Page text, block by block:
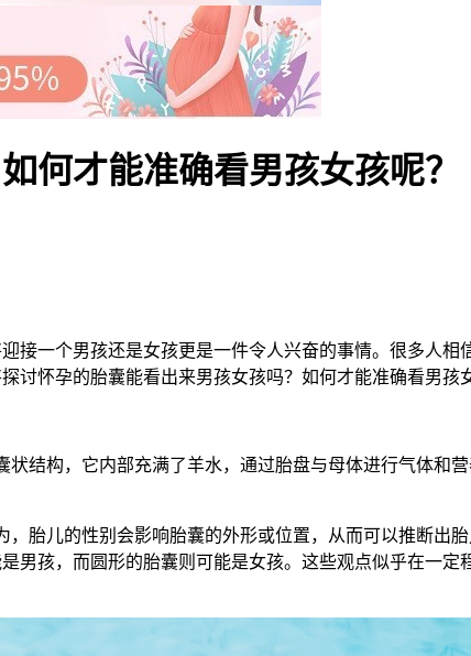
何才能准确看男孩女孩呢？
一个男孩还是女孩更是一件令人兴奋的事情。很多人相
讨怀孕的胎囊能看出来男孩女孩吗？如何才能准确看男孩
构，它内部充满了羊水，通过胎盘与母体进行气体和
儿的性别会影响胎囊的外形或位置，从而可以推断出胎
男孩，而圆形的胎囊则可能是女孩。这些观点似乎在一